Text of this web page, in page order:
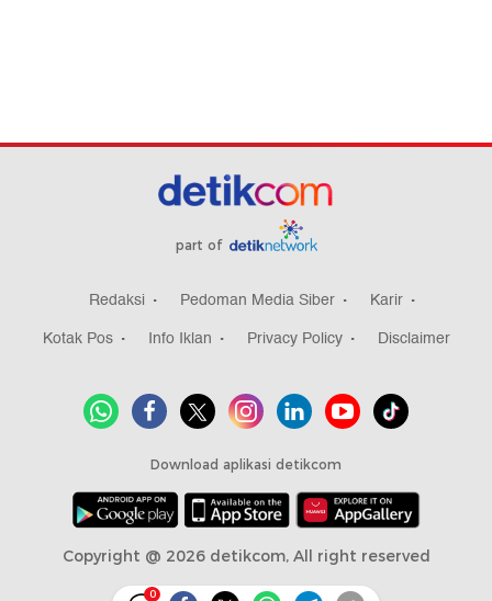
0
part of
Redaksi Pedoman Media Siber
Karir
Kotak Pos
Info Iklan Privacy Policy Disclaimer
Download aplikasi detikcom
Copyright @ 2026 detikcom, All right reserved